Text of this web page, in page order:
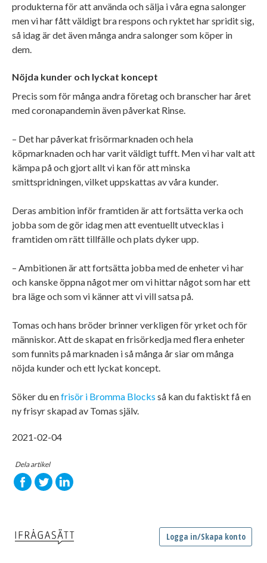
produkterna för att använda och sälja i våra egna salonger
men vi har fått väldigt bra respons och ryktet har spridit sig,
så idag är det även många andra salonger som köper in
dem.
Nöjda kunder och lyckat koncept
Precis som för många andra företag och branscher har året
med coronapandemin även påverkat Rinse.
– Det har påverkat frisörmarknaden och hela
köpmarknaden och har varit väldigt tufft. Men vi har valt att
kämpa på och gjort allt vi kan för att minska
smittspridningen, vilket uppskattas av våra kunder.
Deras ambition inför framtiden är att fortsätta verka och
jobba som de gör idag men att eventuellt utvecklas i
framtiden om rätt tillfälle och plats dyker upp.
– Ambitionen är att fortsätta jobba med de enheter vi har
och kanske öppna något mer om vi hittar något som har ett
bra läge och som vi känner att vi vill satsa på.
Tomas och hans bröder brinner verkligen för yrket och för
människor. Att de skapat en frisörkedja med flera enheter
som funnits på marknaden i så många år siar om många
nöjda kunder och ett lyckat koncept.
Söker du enfrisör i Bromma Blocks så kan du faktiskt få en
ny frisyr skapad av Tomas själv.
2021-02-04
Dela artikel